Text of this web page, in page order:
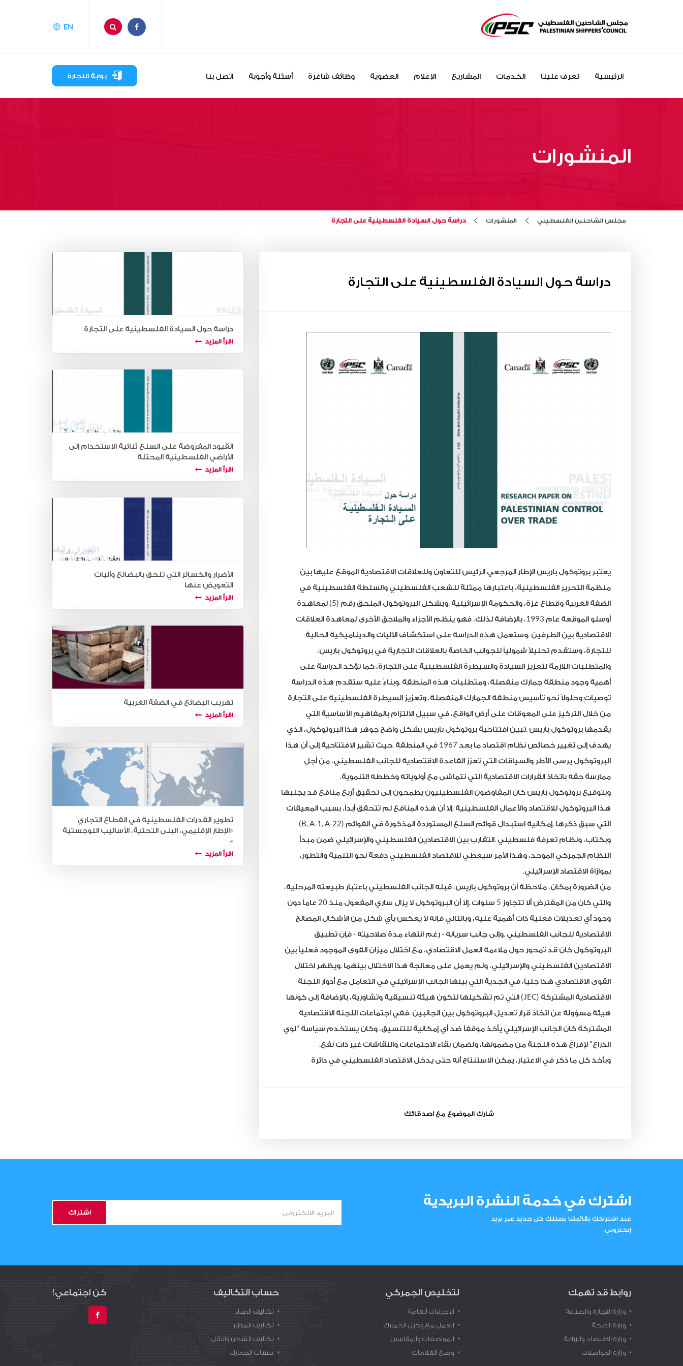
EN
الرئيسية تعرف علينا الخدمات المشاريع الإعلام العضوية وظائف شاغرة أسئلة وأجوبة اتصل بنا بوابة التجارة
المنشورات
مجلس الشاحنين الفلسطيني المنشورات دراسة حول السيادة الفلسطينية على التجارة
دراسة حول السيادة الفلسطينية على التجارة
يعتبر بروتوكول باريس الإطار المرجعي الرئيس للتعاون وللعلاقات الاقتصادية الموقع عليها بين
منظمة التحرير الفلسطينية، باعتبارها ممثلةًللشعب الفلسطيني والسلطة الفلسطينية في
الضفة الغربية وقطاع غزة، والحكومة الإسرائيلية .ويشكل البروتوكول الملحق رقم (5) لمعاهدة
أوسلو الموقعة عام 1993، بالإضافة لذلك، فهو ينظم الأجزاء والملاحق الأخرى لمعاهدة العلاقات
الاقتصادية بين الطرفين .وستعمل هذه الدراسة على استكشاف الآليات والديناميكية الحالية
للتجارة، وستقدم تحليلاً شمولياً للجوانب الخاصة بالعلاقات التجارية في بروتوكول باريس،
والمتطلبات اللازمة لتعزيز السيادة والسيطرة الفلسطينية على التجارة، كما تؤكد الدراسة على
أهمية وجودمنطقة جمارك منفصلة، ومتطلبات هذه المنطقة .وبناءً عليه ستقدم هذه الدراسة
توصياتٍ وحلولاًنحو تأسيس منطقة الجمارك المنفصلة، وتعزيز السيطرة الفلسطينية على التجارة
من خلال التركيز على المعوقات على أرض الواقع، في سبيل الالتزام بالمفاهيم الأساسية التي
يقدمها بروتوكول باريس .تبين افتتاحية بروتوكول باريس بشكل واضح جوهر هذا البروتوكول، الذي
يهدف إلى تغيير خصائص نظام اقتصادما بعد 1967 في المنطقة .حيث تشير الافتتاحية إلى أن هذا
البروتوكول يرسى الأطر والسياقات التي تعزز القاعدة الاقتصادية للجانب الفلسطيني، من أجل
ممارسة حقه باتخاذالقرارات الاقتصادية التي تتماشى مع أولوياته وخططه التنموية.
وبتوقيع بروتوكول باريس كان المفاوضون الفلسطينيون يطمحون إلى تحقيق أربع منافع قد يجلبها
هذا البروتوكول للاقتصادوالأعمال الفلسطينية .إلا أن هذه المنافع لم تتحقق أبداً، بسبب المعيقات
التي سبق ذكرها .إمكانية استبدال قوائم السلع المستوردة المذكورة في القوائم (2
B, A-1, A-2
)
وبكتاب، ونظام تعرفة فلسطيني .التقارب بين الاقتصادين الفلسطيني والإسرائيلي ضمن مبدأ
النظام الجمركي الموحد، وهذا الأمر سيعطي للاقتصادالفلسطيني دفعةًنحو التنمية والتطور،
بموازاة الاقتصادالإسرائيلي.
من الضرورة بمكان، ملاحظة أن بروتوكول باريس، قبله الجانب الفلسطيني باعتبار طبيعته المرحلية،
والتي كان من المفترض ألا تتجاوز 5 سنوات .إلا أن البروتوكول لا يزال ساري المفعول منذ 20 عاماً دون
وجودأي تعديلات فعلية ذات أهمية عليه، وبالتالي فإنه لا يعكس بأي شكل من الأشكال المصالح
الاقتصادية للجانب الفلسطيني .وإلى جانب سريانه -رغم انتهاء مدة صلاحيته -فإن تطبيق
البروتوكول كان قد تمحور حول ملاءمة العمل الاقتصادي، مع اختلال ميزان القوى الموجودفعلياً بين
الاقتصادين الفلسطيني والإسرائيلي، ولم يعمل على معالجة هذا الاختلال بينهما .ويظهر اختلال
القوى الاقتصادي هذا جلياً، في الجدية التي بينها الجانب الإسرائيلي في التعامل مع أدوار اللجنة
الاقتصادية المشتركة (JEC) التي تم تشكيلها لتكون هيئة تنسيقية وتشاورية، بالإضافة إلى كونها
هيئة مسؤولة عن اتخاذقرار تعديل البروتوكول بين الجانبين .ففي اجتماعات اللجنة الاقتصادية
المشتركة كان الجانب الإسرائيلي يأخذ موقفاً ضد أي إمكانية للتنسيق، وكان يستخدم سياسة "لوي
الذراع" لإفراغ هذه اللجنة من مضمونها، ولضمان بقاء الاجتماعات والنقاشات غير ذات نفع.
وبأخذ كل ما ذكر في الاعتبار، يمكن الاستنتاج أنه حتى يدخل الاقتصادالفلسطيني في دائرة
شارك الموضوع مع اصدقائك
دراسة حول السيادة الفلسطينية على التجارة
اقرأ المزيد
القيود المفروضة على السلع ثنائية الإستخدام إلى
الأراضي الفلسطينية المحتلة
اقرأ المزيد
الأضرار والخسائر التي تلحق بالبضائع وآليات
التعويض عنها
اقرأ المزيد
تهريب البضائع في الضفة الغربية
اقرأ المزيد
تطوير القدرات الفلسطينية في القطاع التجاري
«الإطار الإقليمي، البنى التحتية، الأساليب اللوجستية
»
اقرأ المزيد
اشترك في خدمة النشرة البريدية
عند اشتراكك بقائمتنا يصللك كل جديد عبر بريد
إلكتروني.
اشتراك
روابط قد تهمك
وزارة التجارة والصناعة
وزارة الصحة
وزارة الاقتصاد والزراعة
وزارة المواصلات
لتخليص الجمركي
الاجراءات العامة
العمل مع وكيل الجمارك
المواصفات والمقاييس
وضع العلامات
حساب التكاليف
تكاليف الميناء
تكاليف المطار
تكاليف الشحن والنقل
حساب الجمارك
كن اجتماعي!